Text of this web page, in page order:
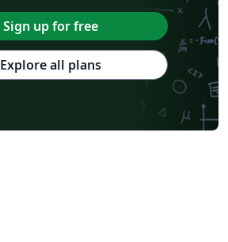
Sign up for free
Explore all plans